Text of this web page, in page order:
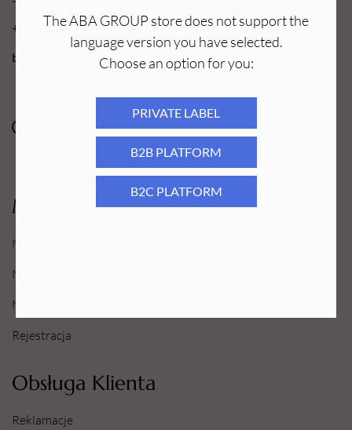
The ABA GROUP store does not support the
language version you have selected.
Choose an option for you:
PRIVATE LABEL
B2B PLATFORM
B2C PLATFORM
Moje Konto
Moje konto
Moje Zamówienia
Moje Ulubione
Rejestracja
Obsługa Klienta
Reklamacje
+48 71 727 60 16
bok@e-abagroup.com